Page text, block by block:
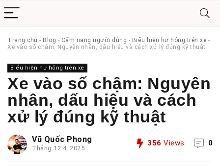
Trang chủ - Blog - Cẩm nang người dùng - Biểu hiện hư hỏng trên xe -
Xe vào số chậm: Nguyên nhân, dấu hiệu và cách xử lý đúng kỹ thuật
Biểu hiện hư hỏng trên xe
Xe vào số chậm: Nguyên
nhân, dấu hiệu và cách
xử lý đúng kỹ thuật
Vũ Quốc Phong
Tháng 12 4, 2025
356 Views 0